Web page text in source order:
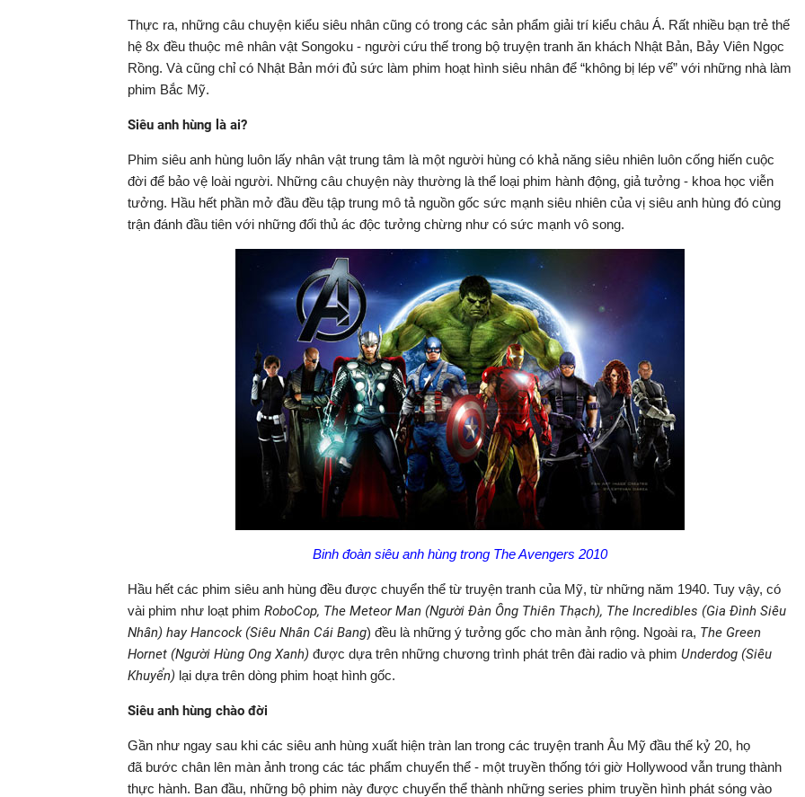
Thực ra, những câu chuyện kiểu siêu nhân cũng có trong các sản phẩm giải trí kiểu châu Á. Rất nhiều bạn trẻ thế
hệ 8x đều thuộc mê nhân vật Songoku - người cứu thế trong bộ truyện tranh ăn khách Nhật Bản, Bảy Viên Ngọc
Rồng. Và cũng chỉ có Nhật Bản mới đủ sức làm phim hoạt hình siêu nhân để “không bị lép vế” với những nhà làm
phim Bắc Mỹ.
Siêu anh hùng là ai?
Phim siêu anh hùng luôn lấy nhân vật trung tâm là một người hùng có khả năng siêu nhiên luôn cống hiến cuộc
đời để bảo vệ loài người. Những câu chuyện này thường là thể loại phim hành động, giả tưởng - khoa học viễn
tưởng. Hầu hết phần mở đầu đều tập trung mô tả nguồn gốc sức mạnh siêu nhiên của vị siêu anh hùng đó cùng
trận đánh đầu tiên với những đối thủ ác độc tưởng chừng như có sức mạnh vô song.
Binh đoàn siêu anh hùng trong The Avengers 2010
Hầu hết các phim siêu anh hùng đều được chuyển thể từ truyện tranh của Mỹ, từ những năm 1940. Tuy vậy, có
vài phim như loạt phim RoboCop, The Meteor Man (Người Đàn Ông Thiên Thạch), The Incredibles (Gia Đình Siêu
Nhân) hay Hancock (Siêu Nhân Cái Bang) đều là những ý tưởng gốc cho màn ảnh rộng. Ngoài ra, The Green
Hornet (Người Hùng Ong Xanh) được dựa trên những chương trình phát trên đài radio và phim Underdog (Siêu
Khuyển) lại dựa trên dòng phim hoạt hình gốc.
Siêu anh hùng chào đời
Gần như ngay sau khi các siêu anh hùng xuất hiện tràn lan trong các truyện tranh Âu Mỹ đầu thế kỷ 20, họ
đã bước chân lên màn ảnh trong các tác phẩm chuyển thể - một truyền thống tới giờ Hollywood vẫn trung thành
thực hành. Ban đầu, những bộ phim này được chuyển thể thành những series phim truyền hình phát sóng vào